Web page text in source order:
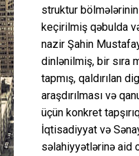
struktur
keçirilmiş qəbulda
nazir Şahin
dinlənilmiş, bir sıra
tapmış, qaldırılan
araşdırılması və
üçün konkret
İqtisadiyyat və
səlahiyyətlərinə aid